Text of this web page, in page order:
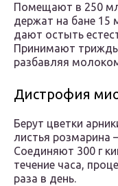
Помещают в 250
держат на бане 15
дают остыть
Принимают
разбавляя
Дистрофия
Берут цветки
листья розмарина
Соединяют 300 г
течение часа,
раза в день.